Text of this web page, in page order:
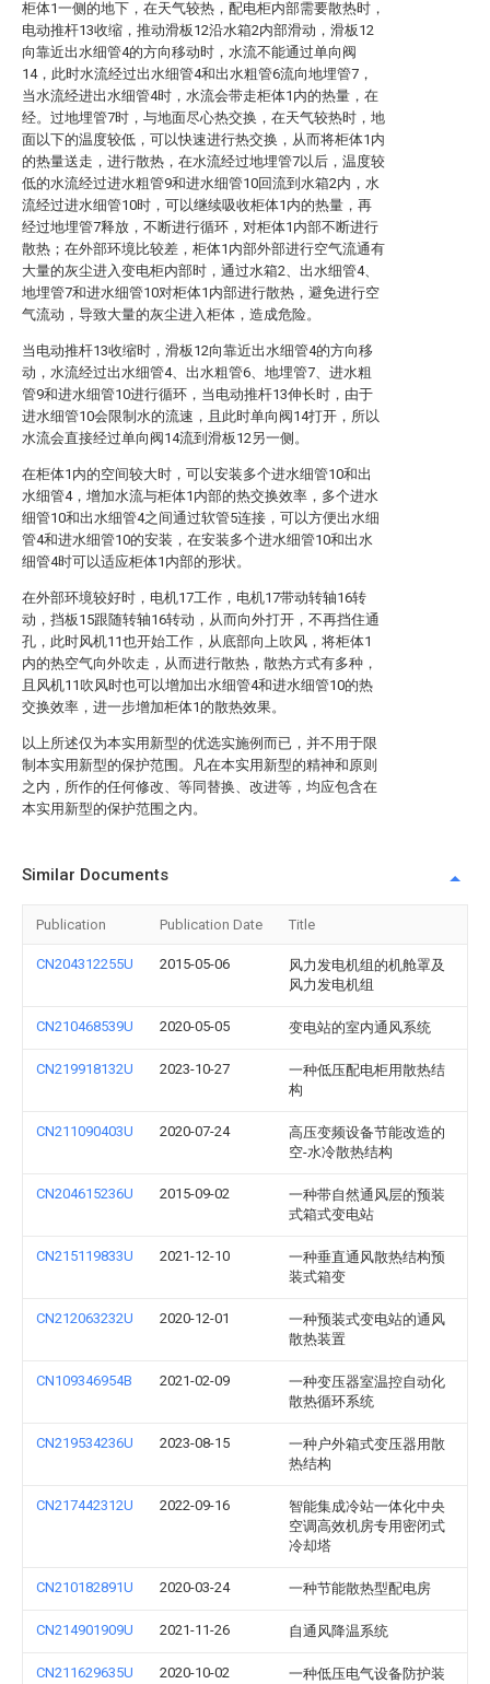
柜体1一侧的地下，在天气较热，配电柜内部需要散热时，
电动推杆13收缩，推动滑板12沿水箱2内部滑动，滑板12
向靠近出水细管4的方向移动时，水流不能通过单向阀
14，此时水流经过出水细管4和出水粗管6流向地埋管7，
当水流经进出水细管4时，水流会带走柜体1内的热量，在
经。过地埋管7时，与地面尽心热交换，在天气较热时，地
面以下的温度较低，可以快速进行热交换，从而将柜体1内
的热量送走，进行散热，在水流经过地埋管7以后，温度较
低的水流经过进水粗管9和进水细管10回流到水箱2内，水
流经过进水细管10时，可以继续吸收柜体1内的热量，再
经过地埋管7释放，不断进行循环，对柜体1内部不断进行
散热；在外部环境比较差，柜体1内部外部进行空气流通有
大量的灰尘进入变电柜内部时，通过水箱2、出水细管4、
地埋管7和进水细管10对柜体1内部进行散热，避免进行空
气流动，导致大量的灰尘进入柜体，造成危险。
当电动推杆13收缩时，滑板12向靠近出水细管4的方向移
动，水流经过出水细管4、出水粗管6、地埋管7、进水粗
管9和进水细管10进行循环，当电动推杆13伸长时，由于
进水细管10会限制水的流速，且此时单向阀14打开，所以
水流会直接经过单向阀14流到滑板12另一侧。
在柜体1内的空间较大时，可以安装多个进水细管10和出
水细管4，增加水流与柜体1内部的热交换效率，多个进水
细管10和出水细管4之间通过软管5连接，可以方便出水细
管4和进水细管10的安装，在安装多个进水细管10和出水
细管4时可以适应柜体1内部的形状。
在外部环境较好时，电机17工作，电机17带动转轴16转
动，挡板15跟随转轴16转动，从而向外打开，不再挡住通
孔，此时风机11也开始工作，从底部向上吹风，将柜体1
内的热空气向外吹走，从而进行散热，散热方式有多种，
且风机11吹风时也可以增加出水细管4和进水细管10的热
交换效率，进一步增加柜体1的散热效果。
以上所述仅为本实用新型的优选实施例而已，并不用于限
制本实用新型的保护范围。凡在本实用新型的精神和原则
之内，所作的任何修改、等同替换、改进等，均应包含在
本实用新型的保护范围之内。
Similar Documents
Publication Publication Date Title
CN204312255U 2015-05-06
风力发电机组的机舱罩及
风力发电机组
CN210468539U 2020-05-05 变电站的室内通风系统
CN219918132U 2023-10-27
一种低压配电柜用散热结
构
CN211090403U 2020-07-24
高压变频设备节能改造的
空-水冷散热结构
CN204615236U 2015-09-02
一种带自然通风层的预装
式箱式变电站
CN215119833U 2021-12-10
一种垂直通风散热结构预
装式箱变
CN212063232U 2020-12-01
一种预装式变电站的通风
散热装置
CN109346954B 2021-02-09
一种变压器室温控自动化
散热循环系统
CN219534236U 2023-08-15
一种户外箱式变压器用散
热结构
CN217442312U 2022-09-16
智能集成冷站一体化中央
空调高效机房专用密闭式
冷却塔
CN210182891U 2020-03-24 一种节能散热型配电房
CN214901909U 2021-11-26 自通风降温系统
CN211629635U 2020-10-02
一种低压电气设备防护装